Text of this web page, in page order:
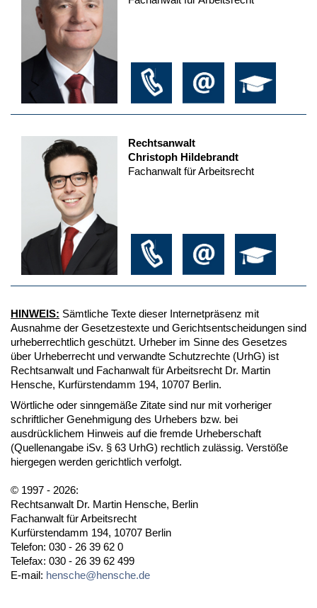
Rechtsanwalt
Christoph Hildebrandt
Fachanwalt für Arbeitsrecht
HINWEIS: Sämtliche Texte dieser Internetpräsenz mit
Ausnahme der Gesetzestexte und Gerichtsentscheidungen sind
urheberrechtlich geschützt. Urheber im Sinne des Gesetzes
über Urheberrecht und verwandte Schutzrechte (UrhG) ist
Rechtsanwalt und Fachanwalt für Arbeitsrecht Dr. Martin
Hensche, Kurfürstendamm 194, 10707 Berlin.
Wörtliche oder sinngemäße Zitate sind nur mit vorheriger
schriftlicher Genehmigung des Urhebers bzw. bei
ausdrücklichem Hinweis auf die fremde Urheberschaft
(Quellenangabe iSv. § 63 UrhG) rechtlich zulässig. Verstöße
hiergegen werden gerichtlich verfolgt.
© 1997 - 2026:
Rechtsanwalt Dr. Martin Hensche, Berlin
Fachanwalt für Arbeitsrecht
Kurfürstendamm 194, 10707 Berlin
Telefon: 030 - 26 39 62 0
Telefax: 030 - 26 39 62 499
E-mail: hensche@hensche.de